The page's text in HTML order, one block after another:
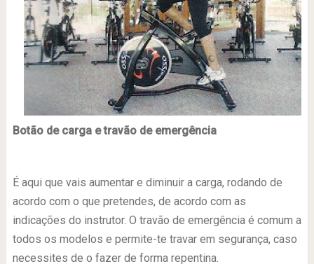
Botão de carga e travão de emergência
É aqui que vais aumentar e diminuir a carga, rodando de
acordo com o que pretendes, de acordo com as
indicações do instrutor. O travão de emergência é comum a
todos os modelos e permite-te travar em segurança, caso
necessites de o fazer de forma repentina.